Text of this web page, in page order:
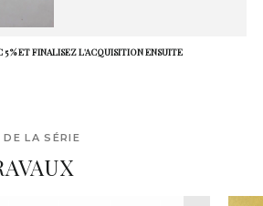
5 % ET FINALISEZ L'ACQUISITION ENSUITE
LA SÉRIE